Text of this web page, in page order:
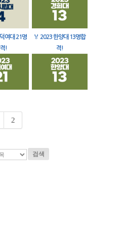
여대 21명
!
🏅 2023 한양대 13명합
격!
2
검색